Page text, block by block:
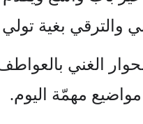
والترقي بغية
الغني
مهمّة اليوم.